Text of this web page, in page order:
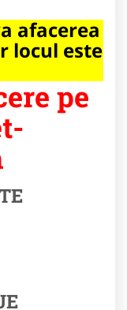
afacerea
locul este
pe